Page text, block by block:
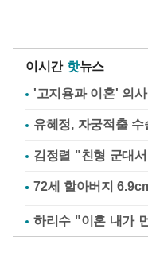
이시간 핫뉴스
'고지용과 이혼' 의
유혜정, 자궁적출
김정렬 "친형 군대
하리수 "이혼 내가